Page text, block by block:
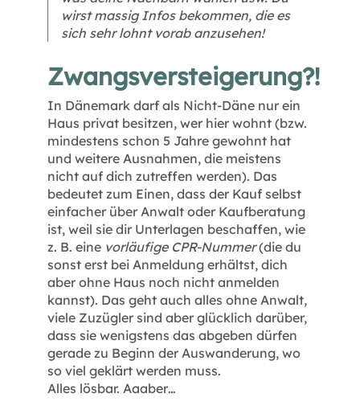
wirst massig Infos bekommen, die es
sich sehr lohnt vorab anzusehen!
Zwangsversteigerung?!
In Dänemark darf als Nicht-Däne nur ein
Haus privat besitzen, wer hier wohnt (bzw.
mindestens schon 5 Jahre gewohnt hat
und weitere Ausnahmen, die meistens
nicht auf dich zutreffen werden). Das
bedeutet zum Einen, dass der Kauf selbst
einfacher über Anwalt oder Kaufberatung
ist, weil sie dir Unterlagen beschaffen, wie
z. B. eine vorläufige CPR-Nummer(die du
sonst erst bei Anmeldung erhältst, dich
aber ohne Haus noch nicht anmelden
kannst). Das geht auch alles ohne Anwalt,
viele Zuzügler sind aber glücklich darüber,
dass sie wenigstens das abgeben dürfen
gerade zu Beginn der Auswanderung, wo
so viel geklärt werden muss.
Alles lösbar. Aaaber…